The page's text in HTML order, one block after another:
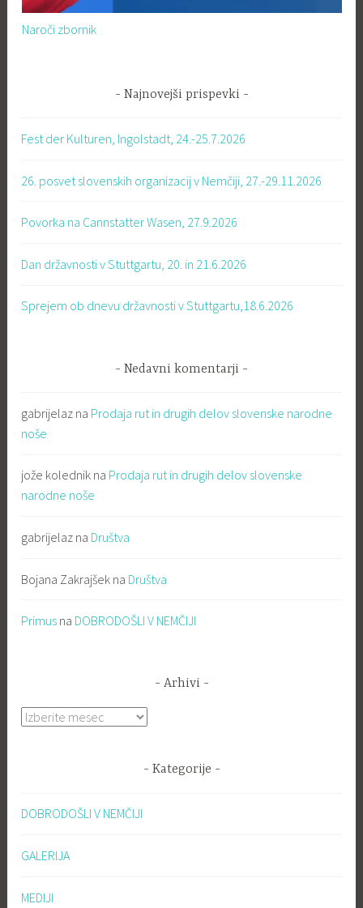
Naroči zbornik
Najnovejši prispevki
Fest der Kulturen, Ingolstadt, 24.-25.7.2026
26. posvet slovenskih organizacij v Nemčiji, 27.-29.11.2026
Povorka na Cannstatter Wasen, 27.9.2026
Dan državnosti v Stuttgartu, 20. in 21.6.2026
Sprejem ob dnevu državnosti v Stuttgartu,18.6.2026
Nedavni komentarji
gabrijelaz na Prodaja rut in drugih delov slovenske narodne
noše
jože kolednik na Prodaja rut in drugih delov slovenske
narodne noše
gabrijelaz na Društva
Bojana Zakrajšek na Društva
Primus na DOBRODOŠLI V NEMČIJI
Arhivi
Arhivi
Kategorije
DOBRODOŠLI V NEMČIJI
GALERIJA
MEDIJI